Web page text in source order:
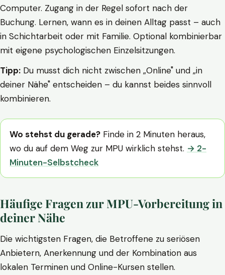
Computer. Zugang in der Regel sofort nach der
Buchung. Lernen, wann es in deinen Alltag passt – auch
in Schichtarbeit oder mit Familie. Optional kombinierbar
mit eigene psychologischen Einzelsitzungen.
Tipp: Du musst dich nicht zwischen „Online" und „in
deiner Nähe" entscheiden – du kannst beides sinnvoll
kombinieren.
Wo stehst du gerade? Finde in 2 Minuten heraus,
wo du auf dem Weg zur MPU wirklich stehst. → 2-
Minuten-Selbstcheck
Häufige Fragen zur MPU-Vorbereitung in
deiner Nähe
Die wichtigsten Fragen, die Betroffene zu seriösen
Anbietern, Anerkennung und der Kombination aus
lokalen Terminen und Online-Kursen stellen.